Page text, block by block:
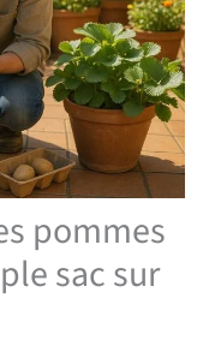
pommes
sac sur